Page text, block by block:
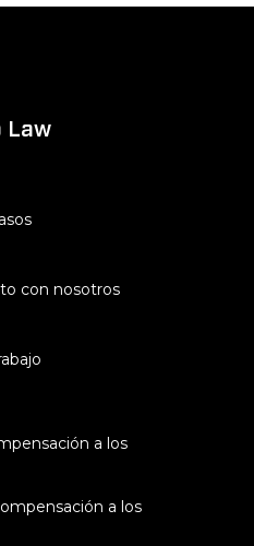
Law
con nosotros
a los
a los